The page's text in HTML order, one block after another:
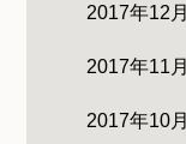
2017年12月
2017年11月
2017年10月